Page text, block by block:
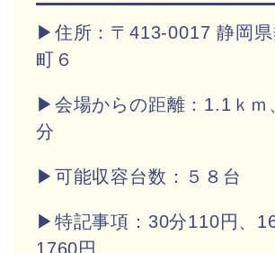
▶住所：〒413-0017 静岡県
町６
▶会場からの距離：1.1ｋｍ
分
▶可能収容台数：５８台
▶特記事項：30分110円、
1760円